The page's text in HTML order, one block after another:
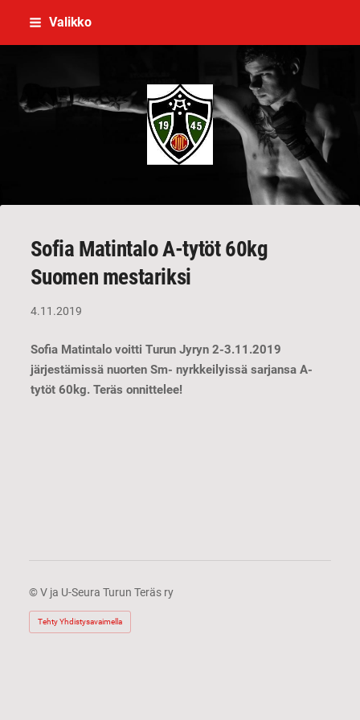
Siirry
Valikko
V ja U-Seura Turun Teräs ry
Sofia Matintalo A-tytöt 60kg
Suomen mestariksi
4.11.2019
Sofia Matintalo voitti Turun Jyryn 2-3.11.2019
järjestämissä nuorten Sm- nyrkkeilyissä sarjansa A-
tytöt 60kg. Teräs onnittelee!
©V ja U-Seura Turun Teräs ry
Tehty Yhdistysavaimella